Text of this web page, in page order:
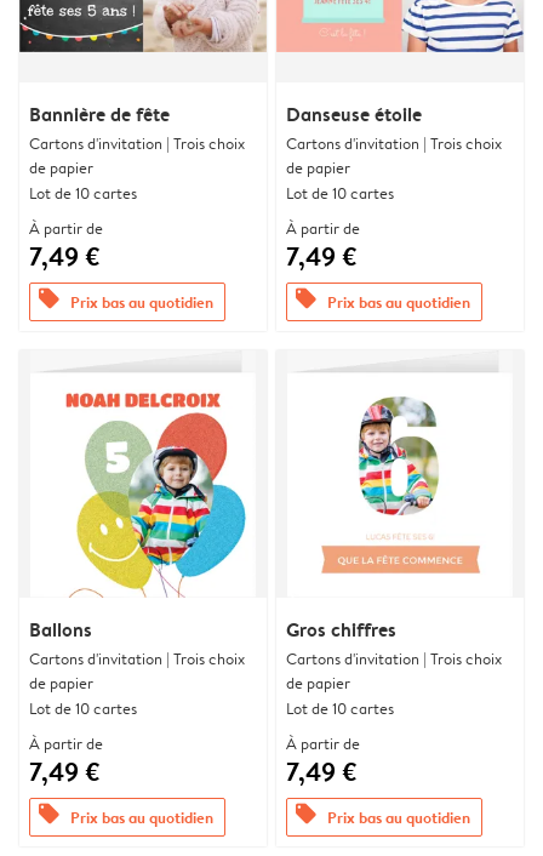
Bannière de fête
Cartons d'invitation | Trois choix
de papier
Lot de 10 cartes
À partir de
7,49 €
offers Prix bas au quotidien
Danseuse étoile
Cartons d'invitation | Trois choix
de papier
Lot de 10 cartes
À partir de
7,49 €
offers Prix bas au quotidien
Ballons
Cartons d'invitation | Trois choix
de papier
Lot de 10 cartes
À partir de
7,49 €
offers Prix bas au quotidien
Gros chiffres
Cartons d'invitation | Trois choix
de papier
Lot de 10 cartes
À partir de
7,49 €
offers Prix bas au quotidien